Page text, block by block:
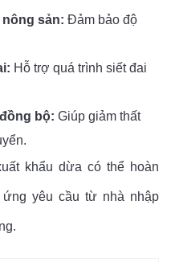
sản: Đảm bảo độ
Hỗ trợ quá trình siết đai
bộ: Giúp giảm thất
khẩu dừa có thể hoàn
yêu cầu từ nhà nhập